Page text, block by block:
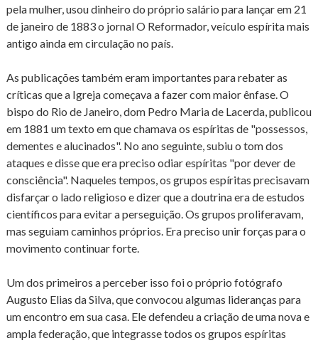
pela mulher, usou dinheiro do próprio salário para lançar em 21
de janeiro de 1883 o jornal O Reformador, veículo espírita mais
antigo ainda em circulação no país.
As publicações também eram importantes para rebater as
críticas que a Igreja começava a fazer com maior ênfase. O
bispo do Rio de Janeiro, dom Pedro Maria de Lacerda, publicou
em 1881 um texto em que chamava os espíritas de "possessos,
dementes e alucinados". No ano seguinte, subiu o tom dos
ataques e disse que era preciso odiar espíritas "por dever de
consciência". Naqueles tempos, os grupos espíritas precisavam
disfarçar o lado religioso e dizer que a doutrina era de estudos
científicos para evitar a perseguição. Os grupos proliferavam,
mas seguiam caminhos próprios. Era preciso unir forças para o
movimento continuar forte.
Um dos primeiros a perceber isso foi o próprio fotógrafo
Augusto Elias da Silva, que convocou algumas lideranças para
um encontro em sua casa. Ele defendeu a criação de uma nova e
ampla federação, que integrasse todos os grupos espíritas